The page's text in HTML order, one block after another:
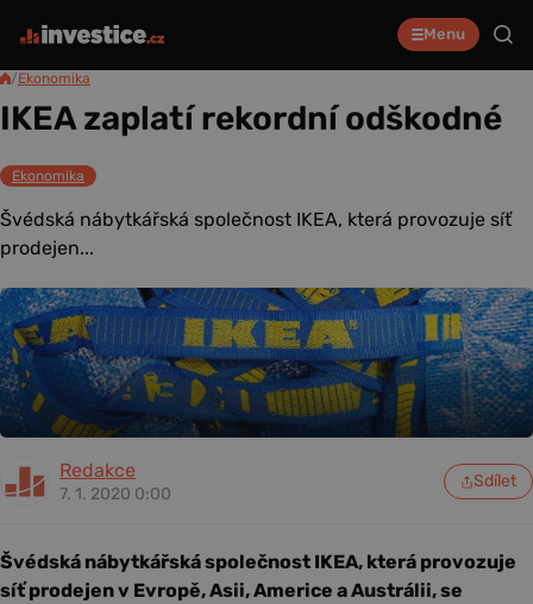
Menu
/Ekonomika
IKEA zaplatí rekordní odškodné
Ekonomika
Švédská nábytkářská společnost IKEA, která provozuje síť
prodejen...
Redakce
7. 1. 2020 0:00
Sdílet
Švédská nábytkářská společnost IKEA, která provozuje
síť prodejen v Evropě, Asii, Americe a Austrálii, se